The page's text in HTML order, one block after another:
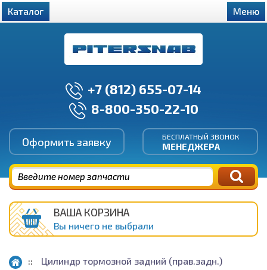
+7 (812) 655-07-14
8-800-350-22-10
Оформить заявку БЕСПЛАТНЫЙ ЗВОНОК
МЕНЕДЖЕРА
Каталог Меню
ВАША КОРЗИНА
Вы ничего не выбрали
Цилиндр тормозной задний (прав.задн.)